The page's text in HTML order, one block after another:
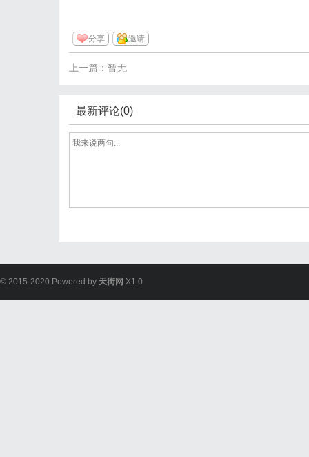
分享 邀请
上一篇：暂无
最新评论(0)
© 2015-2020 Powered by 天街网 X1.0